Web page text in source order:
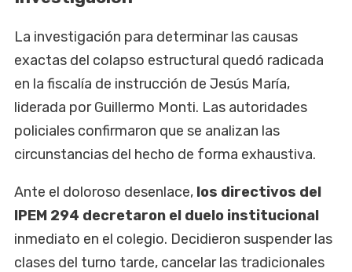
La investigación para determinar las causas
exactas del colapso estructural quedó radicada
en la fiscalía de instrucción de Jesús María,
liderada por Guillermo Monti. Las autoridades
policiales confirmaron que se analizan las
circunstancias del hecho de forma exhaustiva.
Ante el doloroso desenlace, los directivos del
IPEM 294 decretaron el duelo institucional
inmediato en el colegio. Decidieron suspender las
clases del turno tarde, cancelar las tradicionales